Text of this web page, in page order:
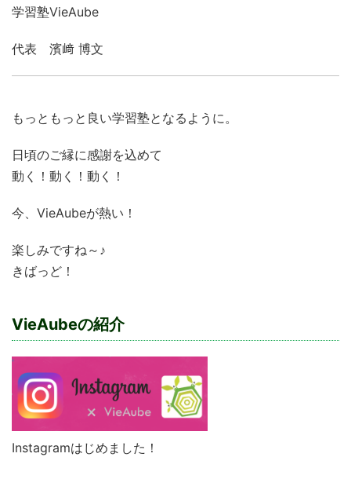
学習塾VieAube
代表 濱﨑 博文
もっともっと良い学習塾となるように。
日頃のご縁に感謝を込めて
動く！動く！動く！
今、VieAubeが熱い！
楽しみですね～♪
きばっど！
VieAubeの紹介
Instagramはじめました！